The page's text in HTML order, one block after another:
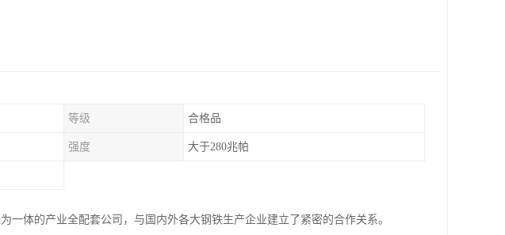
等级 合格品
强度 大于280兆帕
一体的产业全配套公司，与国内外各大钢铁生产企业建立了紧密的合作关系。